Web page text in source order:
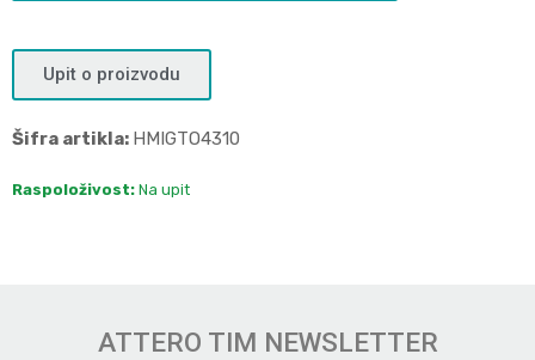
Upit o proizvodu
Šifra artikla: HMIGTO4310
Raspoloživost: Na upit
ATTERO TIM NEWSLETTER